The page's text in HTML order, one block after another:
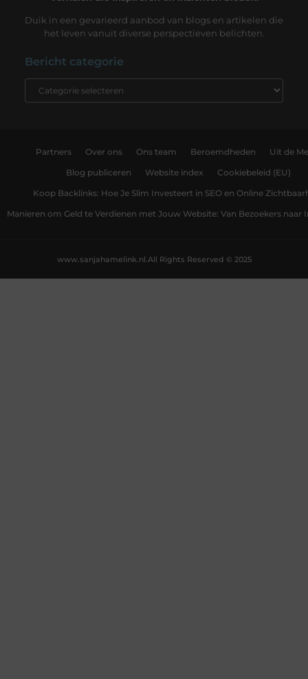
Duik in een gevarieerd aanbod van blogs en artikelen die
het leven vanuit diverse perspectieven belichten.
Bericht categorie
Partners Over ons Ons team Beroemdheden Uit de
Blog publiceren Website index Cookiebeleid (EU)
Koop Backlinks: Hoe Je Slim Investeert in SEO en Online
Manieren om Geld te Verdienen met Jouw Website: Van Bezoekers naar
All Rights Reserved © 2025
www.sanjahamelink.nl.